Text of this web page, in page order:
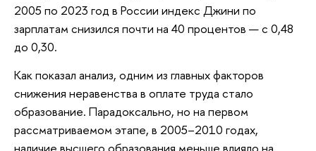
2005 по 2023 год в России индекс Джини по
зарплатам снизился почти на 40 процентов — с 0,48
до 0,30.
Как показал анализ, одним из главных факторов
снижения неравенства в оплате труда стало
образование. Парадоксально, но на первом
рассматриваемом этапе, в 2005–2010 годах,
наличие высшего образования меньше влияло на